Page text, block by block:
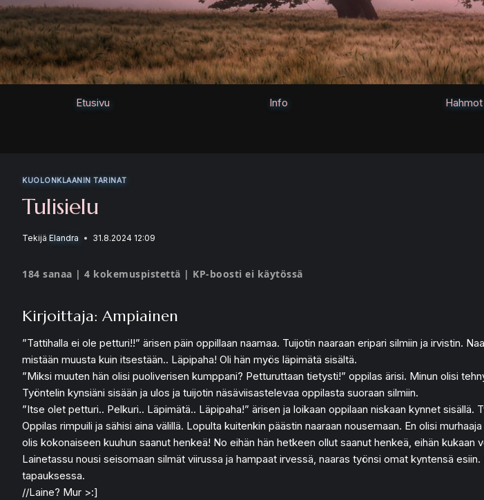
Siirry
sisältöön
Etusivu Info Hahmot
KUOLONKLAANIN TARINAT
Tulisielu
Tekijä Elandra 31.8.2024 12:09
184 sanaa | 4 kokemuspistettä | KP-boosti ei käytössä
Kirjoittaja: Ampiainen
”Tattihalla ei ole petturi!!” ärisen päin oppillaan naamaa. Tuijotin naaraan eripari silmiin ja irvistin.
mistään muusta kuin itsestään.. Läpipaha! Oli hän myös läpimätä sisältä.
”Miksi muuten hän olisi puoliverisen kumppani? Petturuttaan tietysti!” oppilas ärisi. Minun olisi
Työntelin kynsiäni sisään ja ulos ja tuijotin näsäviisastelevaa oppilasta suoraan silmiin.
”Itse olet petturi.. Pelkuri.. Läpimätä.. Läpipaha!” ärisen ja loikaan oppilaan niskaan kynnet
Oppilas rimpuili ja sähisi aina välillä. Lopulta kuitenkin päästin naaraan nousemaan. En olisi
olis kokonaiseen kuuhun saanut henkeä! No eihän hän hetkeen ollut saanut henkeä, eihän
Lainetassu nousi seisomaan silmät viirussa ja hampaat irvessä, naaras työnsi omat kyntensä
tapauksessa.
//Laine? Mur >:]